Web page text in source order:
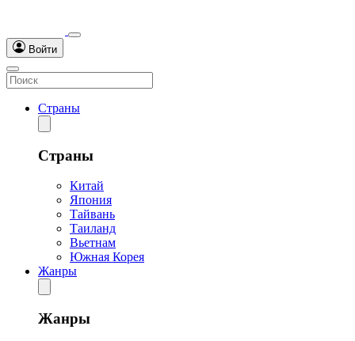
Войти
Страны
Страны
Китай
Япония
Тайвань
Таиланд
Вьетнам
Южная Корея
Жанры
Жанры